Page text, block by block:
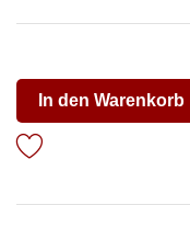
In den Warenkorb